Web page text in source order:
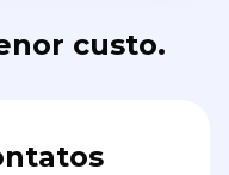
custo.